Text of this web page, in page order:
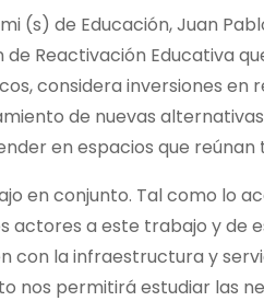
(s) de Educación, Juan
Reactivación Educativa
considera inversiones
de nuevas
en espacios que
en conjunto. Tal como lo
actores a este trabajo y de
con la infraestructura y
nos permitirá estudiar las